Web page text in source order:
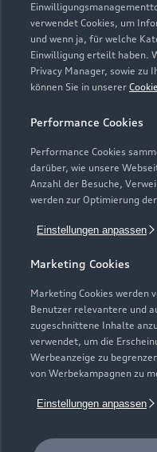
verwendet Cookies, um
und wenn ja, für welche
Einwilligung erteilt haben.
Privacy Manager, sowie zu
können Sie in unserer
Performance Cookies
Performance Cookies
darüber, wie unsere
Anzahl der Besuche,
werden zur Optimierung
Einstellungen anpassen
Marketing Cookies
Marketing Cookies werden
Benutzer relevantere und
zugeschnittene Inhalte
verwendet, um die
Werbeanzeige zu
von Werbekampagnen zu
Einstellungen anpassen
Modelle
Elektromodelle
Plug-in-Hybride
Neuwagensuche
Gebrauchtwagensuche
Geschäftskunden
Service &
Saisonale Angebote
Audi Services
Garantie
Audi digital services
myAudi
Support
Audi Code
Häufige Fragen (FAQ)
Audi Online Beratung
Online-
Servicekontakt
Über Audi
Unternehmen
Karriere
Investor Relations
© 2026 AUDI AG. Alle
Impressum Rechtliches
Cookie-Richtlinie